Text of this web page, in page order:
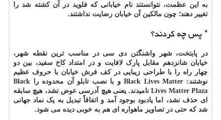
به این عظمت، نتوانستند نام خیابانی که فلوید در آن کشته شد را
تغییر دهند؛ چون مالکین آن خیابان رضایت نداشتند.
* پس چه کردند؟
در پایتخت، شهر واشنگتن دی سی در مناسب ترین نقطه شهر،
خیابان شانزدهم مقابل پارک لافایت و در امتداد کاخ سفید، بین دو
چهار راه را با طراحی زیبایی در کف فرش خیابان با حروف عظیم
نوشتند: Black Lives Matter و با نصب تابلو آن محدوده را Black
Lives Matter Plaza نامیدند. یعنی هیچ آدرسی عوض نشد، هیچ سابقه
ای حذف نشد، اما یادبود بوجود آمد و اتفاقاً تبدیل به یک نماد جهانی
شد که حتی در تصاویر ماهواره ای هم به خوبی دیده می شود.